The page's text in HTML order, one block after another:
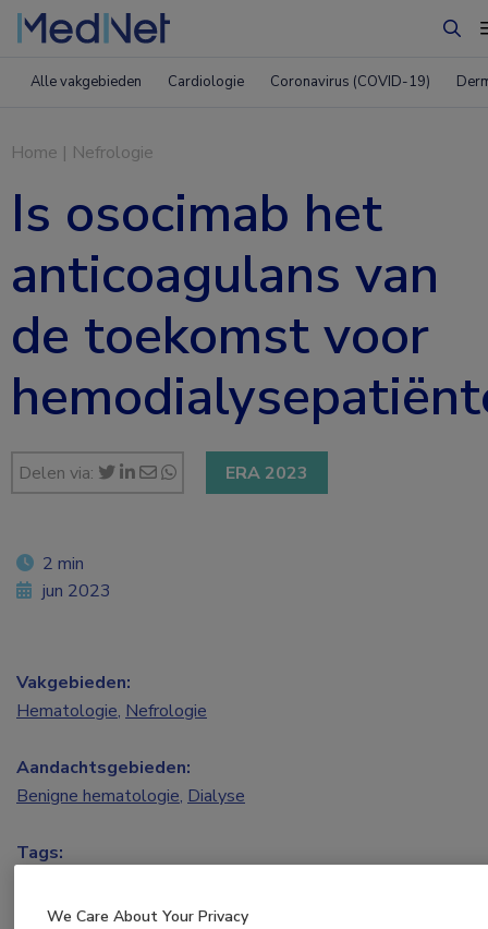
Alle vakgebieden Cardiologie Coronavirus (COVID-19)
Home | Nefrologie
Is osocimab het
anticoagulans van
de toekomst voor
Delen via: ERA 2023
2 min
jun 2023
Vakgebieden:
Hematologie, Nefrologie
Aandachtsgebieden:
Benigne hematologie, Dialyse
Tags:
We Care About Your Privacy